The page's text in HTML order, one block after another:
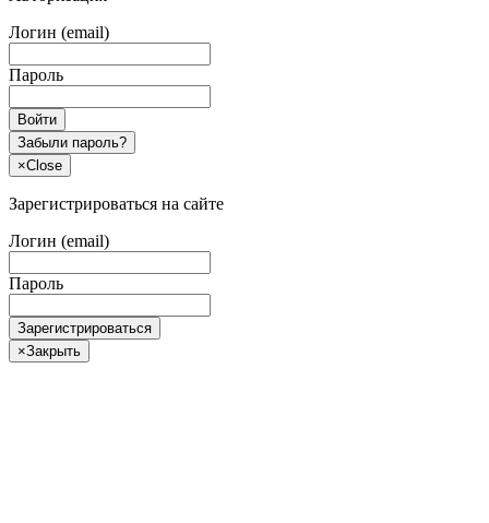
Логин (email)
Пароль
Войти
Забыли пароль?
×Close
Зарегистрироваться на сайте
Логин (email)
Пароль
Зарегистрироваться
×Закрыть